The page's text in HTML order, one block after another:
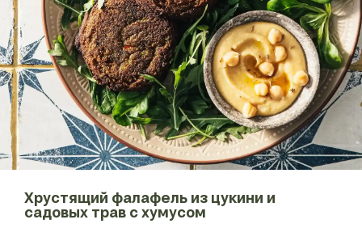
Хрустящий фалафель из цукини и
садовых трав с хумусом